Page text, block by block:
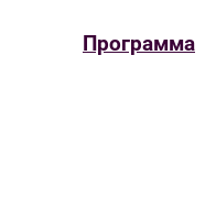
Программа